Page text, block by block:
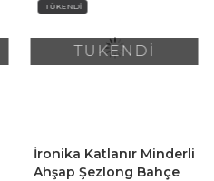
TÜKENDİ
TÜKENDİ
İronika Katlanır Minderli
Ahşap Şezlong Bahçe